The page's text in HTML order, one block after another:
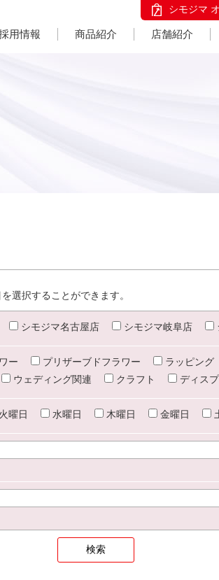
シモジマ
用情報 商品紹介 店舗紹介
選択することができます。
シモジマ名古屋店 シモジマ岐阜店
ー プリザーブドフラワー ラッピング
ウェディング関連 クラフト ディス
火曜日 水曜日 木曜日 金曜日